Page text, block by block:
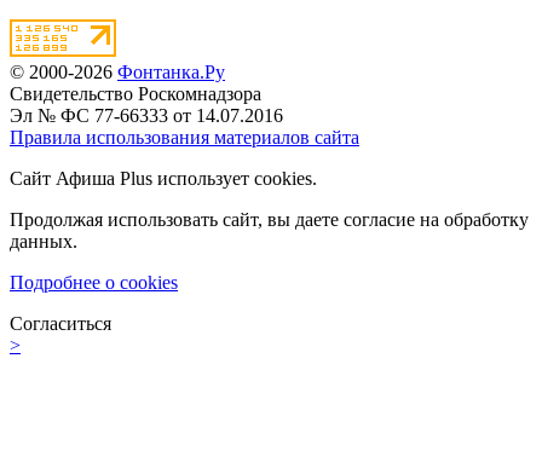
© 2000-2026 Фонтанка.Ру
Свидетельство Роскомнадзора
Эл № ФС 77-66333 от 14.07.2016
Правила использования материалов сайта
Сайт Афиша Plus использует cookies.
Продолжая использовать сайт, вы даете согласие на обработку
данных.
Подробнее о cookies
Согласиться
>